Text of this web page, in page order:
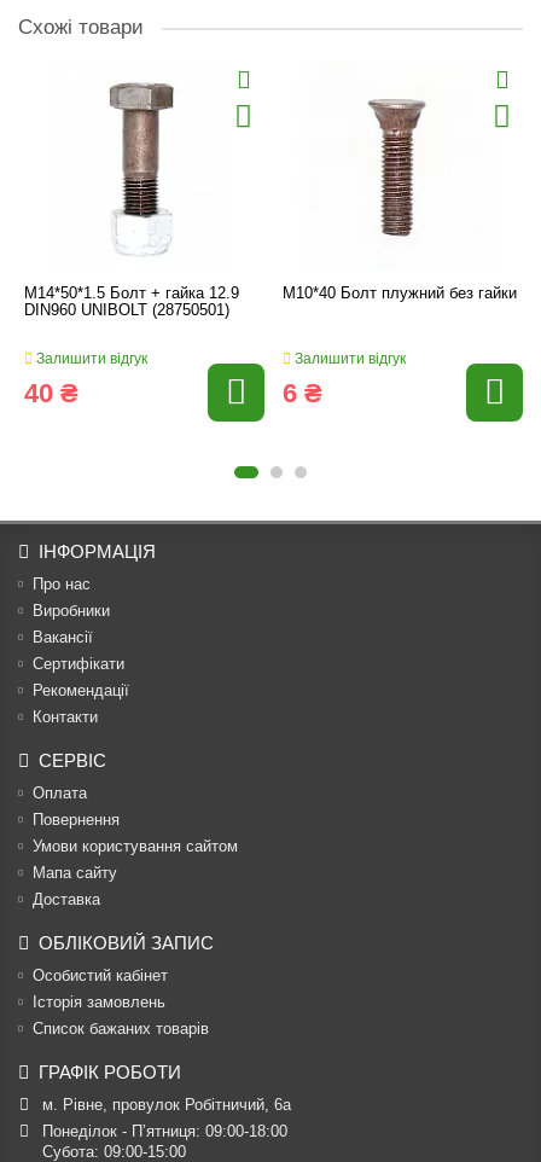
Схожі товари
M14*50*1.5 Болт + гайка 12.9
DIN960 UNIBOLT (28750501)
Залишити відгук
40 ₴
M10*40 Болт плужний без гайки
Залишити відгук
6 ₴
ІНФОРМАЦІЯ
Про нас
Виробники
Вакансії
Сертифікати
Рекомендації
Контакти
СЕРВІС
Оплата
Повернення
Умови користування сайтом
Мапа сайту
Доставка
ОБЛІКОВИЙ ЗАПИС
Особистий кабінет
Історія замовлень
Список бажаних товарів
ГРАФІК РОБОТИ
м. Рівне, провулок Робітничий, 6а
Понеділок - П’ятниця: 09:00-18:00
Субота: 09:00-15:00